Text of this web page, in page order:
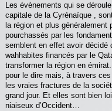
Les évènements qui se
capitale de la Cyrénaïque ,
la région et plus généralement
pourchassés par les
semblent en effet avoir décidé
wahhabites financés par le
transformer la région en
pour le dire mais, à travers
les vraies fractures de la
grand jour. Et elles sont bien
niaiseux d’Occident…